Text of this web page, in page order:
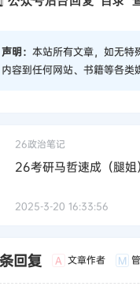
声明： 本站所有文章，如无特
内容到任何网站、书籍等各类
26政治笔记
26考研马哲速成（腿姐）
2025-3-20 16:33:56
回复 A 文章作者 M